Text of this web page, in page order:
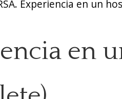
Experiencia en un
en